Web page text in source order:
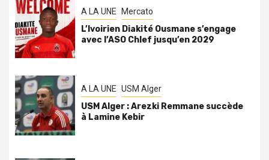
A LA UNE Mercato
L’Ivoirien Diakité Ousmane s’engage
avec l’ASO Chlef jusqu’en 2029
A LA UNE USM Alger
USM Alger : Arezki Remmane succède
à Lamine Kebir